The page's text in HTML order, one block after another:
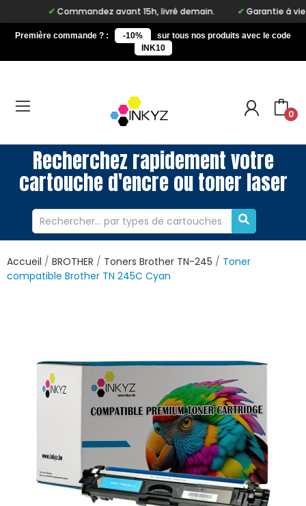
Commandez avant 15h, livré demain. Garantie à vie sur
Première commande ? : -10%
sur tous nos produits avec le code
INK10
0
Recherchez rapidement votre
cartouche d'encre ou toner laser
Accueil BROTHER Toners Brother TN-245
Toner
compatible Brother TN 245C Cyan